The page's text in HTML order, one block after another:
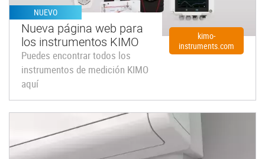
NUEVO
Nueva página web para
los instrumentos KIMO
Puedes encontrar todos los
instrumentos de medición KIMO
aquí
kimo-
instruments.com